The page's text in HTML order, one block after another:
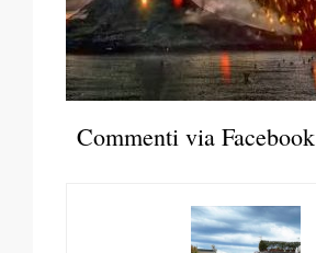
Commenti via Facebook